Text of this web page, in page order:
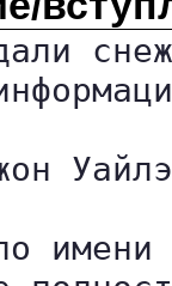
имени